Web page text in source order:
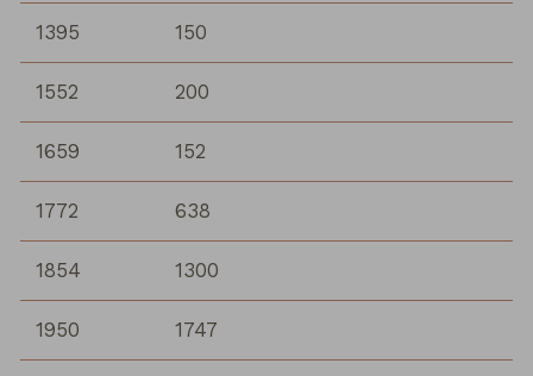
1395
150
1552 200
1659 152
1772 638
1854 1300
1950 1747